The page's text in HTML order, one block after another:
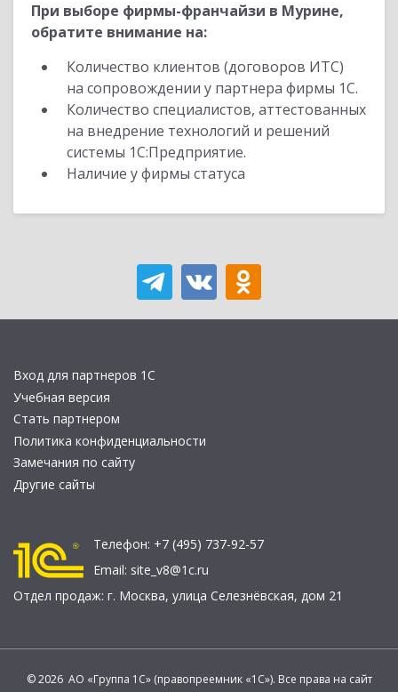
При выборе фирмы-франчайзи в Мурине,
обратите внимание на:
Количество клиентов (договоров ИТС)
на сопровождении у партнера фирмы 1С.
Количество специалистов, аттестованных
на внедрение технологий и решений
системы 1С:Предприятие.
Наличие у фирмы статуса
Вход для партнеров 1С
Учебная версия
Стать партнером
Политика конфиденциальности
Замечания по сайту
Другие сайты
Телефон: +7 (495) 737-92-57
Email: site_v8@1c.ru
Отдел продаж: г. Москва, улица Селезнёвская, дом 21
© 2026 АО «Группа 1С» (правопреемник «1С»). Все права на сайт